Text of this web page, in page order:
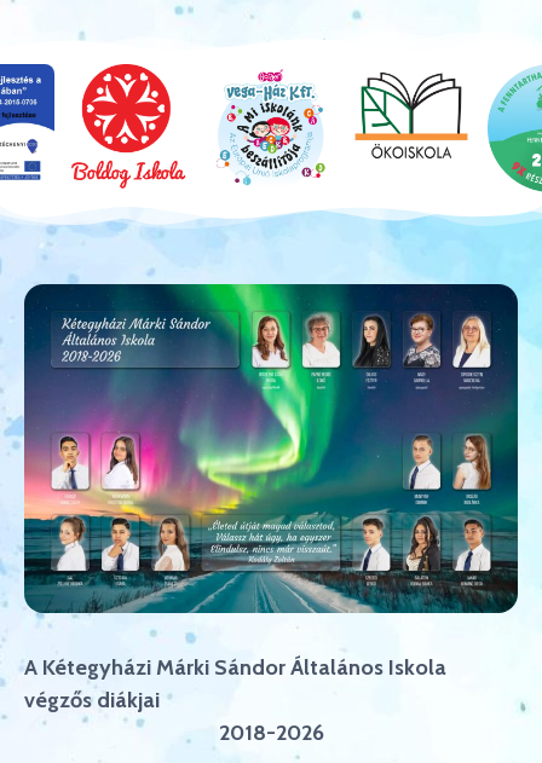
A Kétegyházi Márki Sándor Általános Iskola
végzős diákjai
2018-2026